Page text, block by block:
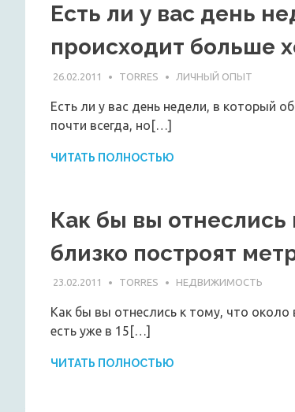
Есть ли у вас день
происходит больше
26.02.2011 TORRES ЛИЧНЫЙ ОПЫТ
Есть ли у вас день недели, в который
почти всегда, но[…]
ЧИТАТЬ ПОЛНОСТЬЮ
Как бы вы отнеслись
близко построят
23.02.2011 TORRES НЕДВИЖИМОСТЬ
Как бы вы отнеслись к тому, что
есть уже в 15[…]
ЧИТАТЬ ПОЛНОСТЬЮ